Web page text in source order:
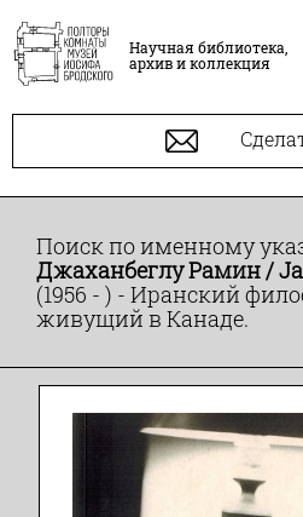
Научная библиотека,
архив и коллекция
Поиск по именному
Джаханбеглу Рамин /
(1956 - ) - Иранский
живущий в Канаде.